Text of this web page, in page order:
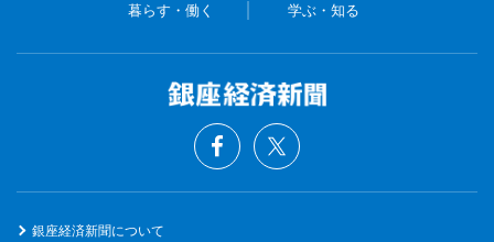
暮らす・働く 学ぶ・知る
銀座経済新聞について